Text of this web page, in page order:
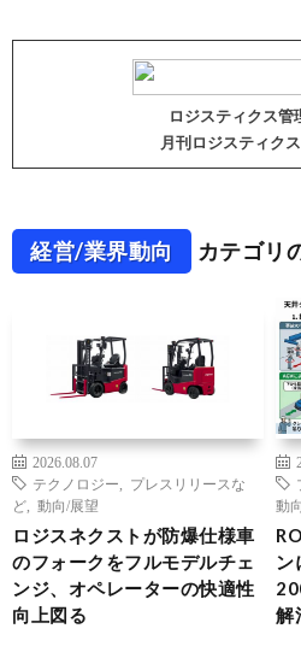
ロジスティクス管
月刊ロジスティク
経営/業界動向 カテゴリ
2026.08.07
テクノロジー
プレスリリースな
ど
動向/展望
ロジスネクストが防爆仕様車
のフォークをフルモデルチェ
ンジ、オペレーターの快適性
向上図る
動
ン
解